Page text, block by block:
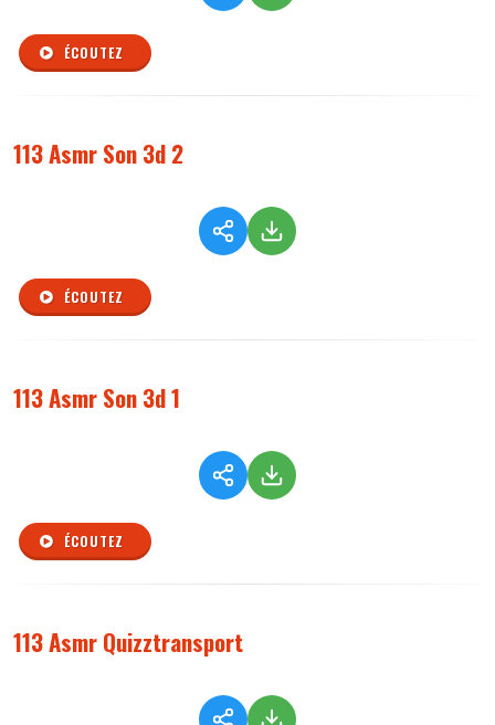
ÉCOUTEZ
113 Asmr Son 3d 2
ÉCOUTEZ
113 Asmr Son 3d 1
ÉCOUTEZ
113 Asmr Quizztransport